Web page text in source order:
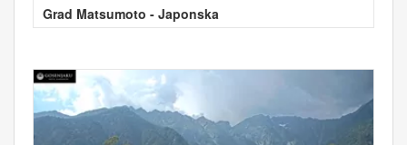
Grad Matsumoto - Japonska